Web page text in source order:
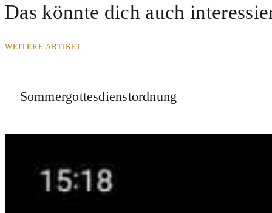
Das könnte dich auch
WEITERE ARTIKEL
Sommergottesdienstordnung